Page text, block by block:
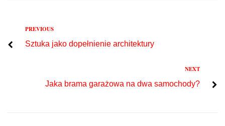
Nawigacja
wpisu
Previous
PREVIOUS
Sztuka jako dopełnienie architektury
NEXT
Jaka brama garażowa na dwa samochody?